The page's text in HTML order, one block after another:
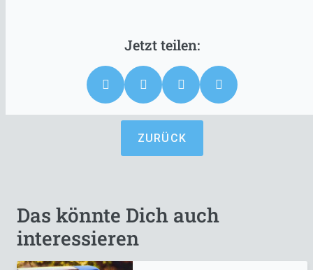
ZURÜCK
Das könnte Dich auch
interessieren